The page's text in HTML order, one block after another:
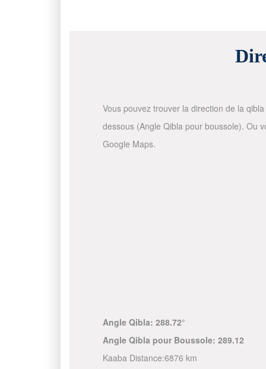
Vous pouvez trouver la direction de la
dessous (Angle Qibla pour boussole). Ou
Google Maps.
Angle Qibla: 288.72°
Angle Qibla pour Boussole: 289.12
Kaaba Distance:6876 km